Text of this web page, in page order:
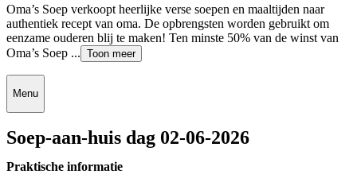
Oma’s Soep verkoopt heerlijke verse soepen en maaltijden naar
authentiek recept van oma. De opbrengsten worden gebruikt om
eenzame ouderen blij te maken! Ten minste 50% van de winst van
Oma’s Soep ... Toon meer
Menu
Soep-aan-huis dag 02-06-2026
Praktische informatie